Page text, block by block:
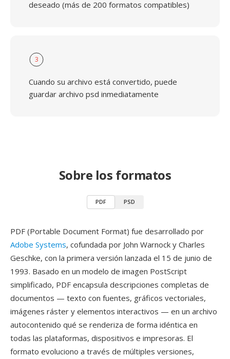
deseado (más de 200 formatos compatibles)
3
Cuando su archivo está convertido, puede
guardar archivo psd inmediatamente
Sobre los formatos
PDF PSD
PDF (Portable Document Format) fue desarrollado por
Adobe Systems, cofundada por John Warnock y Charles
Geschke, con la primera versión lanzada el 15 de junio de
1993. Basado en un modelo de imagen PostScript
simplificado, PDF encapsula descripciones completas de
documentos — texto con fuentes, gráficos vectoriales,
imágenes ráster y elementos interactivos — en un archivo
autocontenido qué se renderiza de forma idéntica en
todas las plataformas, dispositivos e impresoras. El
formato evoluciono a través de múltiples versiones,